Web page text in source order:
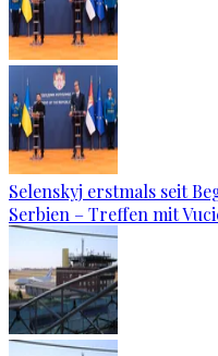
Selenskyj erstmals seit
Serbien – Treffen mit